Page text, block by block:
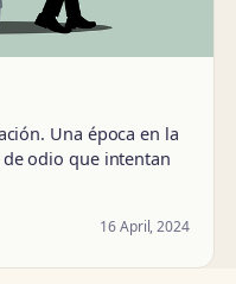
Una época en la
odio que intentan
16 April, 2024